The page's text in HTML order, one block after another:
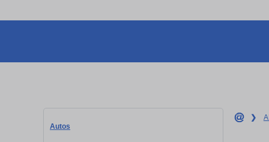
Autos
❯